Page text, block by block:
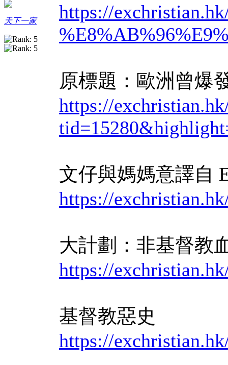
天下一家
https://
原標題：歐洲曾爆
https://
文仔與媽媽意譯自
https://
大計劃：非基督教
https://
基督教惡史
https://